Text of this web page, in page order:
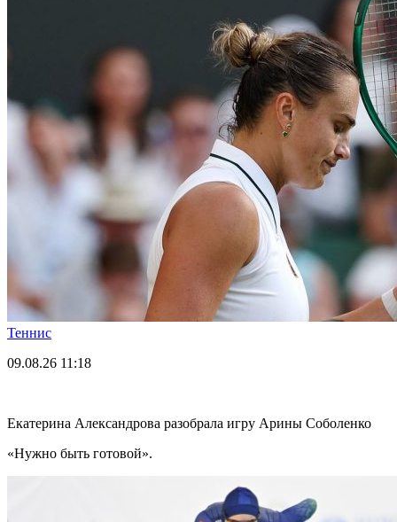
Теннис
09.08.26 11:18
Екатерина Александрова разобрала игру Арины Соболенко
«Нужно быть готовой».